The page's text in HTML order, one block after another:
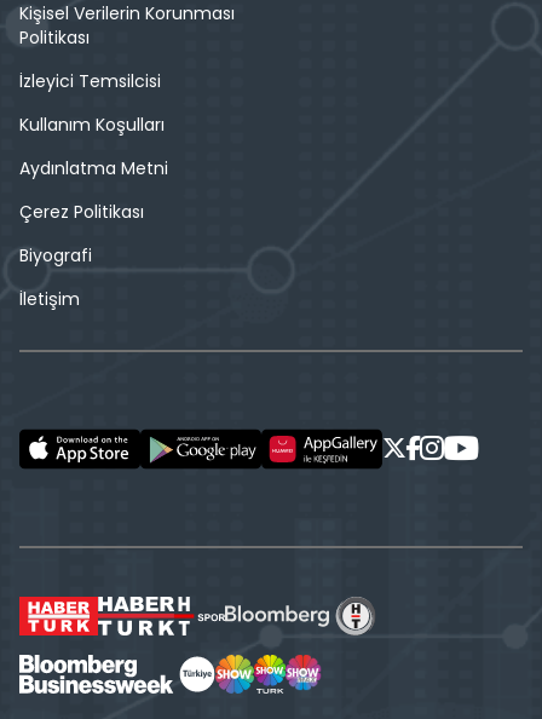
Kişisel Verilerin Korunması
Politikası
İzleyici Temsilcisi
Kullanım Koşulları
Aydınlatma Metni
Çerez Politikası
Biyografi
İletişim